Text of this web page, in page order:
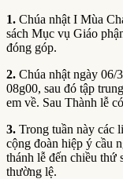
1. Chúa nhật I Mùa
sách Mục vụ Giáo
đóng góp.
2. Chúa nhật ngày 06/
08g00, sau đó tập
em về. Sau Thành lễ
3. Trong tuần này các
cộng đoàn hiệp ý cầu
thánh lễ đến chiều thứ
thường lệ.